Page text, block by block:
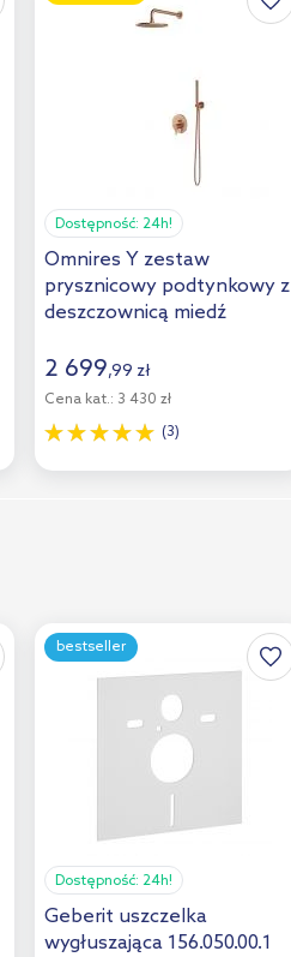
Dostępność: 24h!
Omnires Y zestaw
prysznicowy podtynkowy z
deszczownicą miedź
2 699,99 zł
Cena kat.: 3 430 zł
(3)
bestseller
Dostępność: 24h!
Geberit uszczelka
wygłuszająca 156.050.00.1